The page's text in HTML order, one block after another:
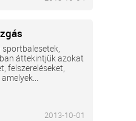
áttekintjük azokat
felszereléseket,
2013-10-01